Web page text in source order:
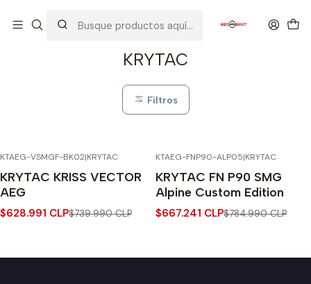
KRYTAC
Filtros
KTAEG-VSMGF-BK02|KRYTAC
KRYTAC KRISS VECTOR
AEG
$628.991 CLP$739.990 CLP
Agotado
KTAEG-FNP90-ALP05|KRYTAC
KRYTAC FN P90 SMG
Alpine Custom Edition
$667.241 CLP$784.990 CLP